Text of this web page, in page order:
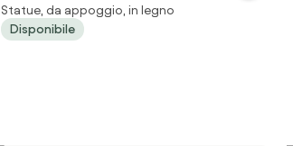
Statue, da appoggio, in legno
Disponibile